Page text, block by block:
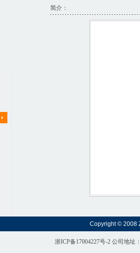
简介：
Copyright © 2008
浙ICP备17004227号-2 公司地址